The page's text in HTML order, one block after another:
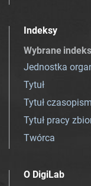
Indeksy
Wybrane
Jednostka
Tytuł
Tytuł
Tytuł pracy
Twórca
O DigiLab